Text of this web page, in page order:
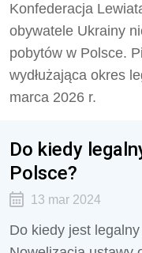
Konfederacja
obywatele Ukrainy
pobytów w Polsce.
wydłużająca okres
marca 2026 r.
Do kiedy
Polsce?
13 mar 2024
Do kiedy jest